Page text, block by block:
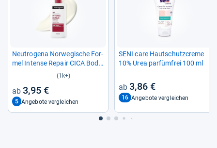
Neu­tro­gena Nor­we­gi­sche For­
mel Intense Repair CICA Body­
(1k+)
3,95 €
5 Angebote vergleichen
SENI care Haut­schutz­creme
10% Urea par­füm­frei 100 ml
3,86 €
16 Angebote vergleichen